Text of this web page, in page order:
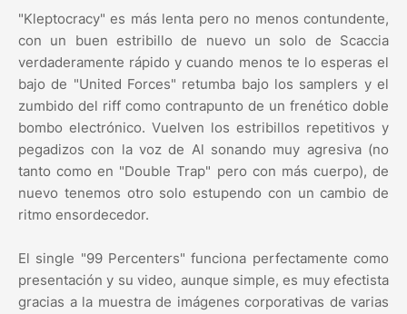
"Kleptocracy" es más lenta pero no menos contundente,
con un buen estribillo de nuevo un solo de Scaccia
verdaderamente rápido y cuando menos te lo esperas el
bajo de "United Forces" retumba bajo los samplers y el
zumbido del riff como contrapunto de un frenético doble
bombo electrónico. Vuelven los estribillos repetitivos y
pegadizos con la voz de Al sonando muy agresiva (no
tanto como en "Double Trap" pero con más cuerpo), de
nuevo tenemos otro solo estupendo con un cambio de
ritmo ensordecedor.
El single "99 Percenters" funciona perfectamente como
presentación y su video, aunque simple, es muy efectista
gracias a la muestra de imágenes corporativas de varias